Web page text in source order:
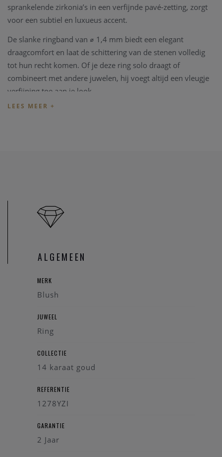
sprankelende zirkonia’s in een verfijnde pavé-zetting, zorgt
voor een subtiel en luxueus accent.
De slanke ringband van ⌀ 1,4 mm biedt een elegant
draagcomfort en laat de schittering van de stenen volledig
tot hun recht komen. Of je deze ring solo draagt of
combineert met andere juwelen, hij voegt altijd een vleugje
verfijning toe aan je look.
Een moderne klassieker die elke sieradencollectie compleet
Steenkleur: Helder
Grootte detail: 4,7 mm x 4,7 mm
ALGEMEEN
MERK
Blush
JUWEEL
Ring
COLLECTIE
14 karaat goud
REFERENTIE
1278YZI
GARANTIE
2 Jaar